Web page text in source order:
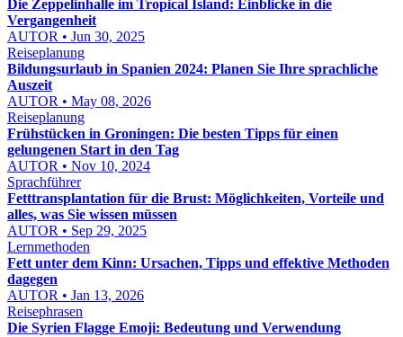
Die Zeppelinhalle im Tropical Island: Einblicke in die
Vergangenheit
AUTOR • Jun 30, 2025
Reiseplanung
Bildungsurlaub in Spanien 2024: Planen Sie Ihre sprachliche
Auszeit
AUTOR • May 08, 2026
Reiseplanung
Frühstücken in Groningen: Die besten Tipps für einen
gelungenen Start in den Tag
AUTOR • Nov 10, 2024
Sprachführer
Fetttransplantation für die Brust: Möglichkeiten, Vorteile und
alles, was Sie wissen müssen
AUTOR • Sep 29, 2025
Lernmethoden
Fett unter dem Kinn: Ursachen, Tipps und effektive Methoden
dagegen
AUTOR • Jan 13, 2026
Reisephrasen
Die Syrien Flagge Emoji: Bedeutung und Verwendung